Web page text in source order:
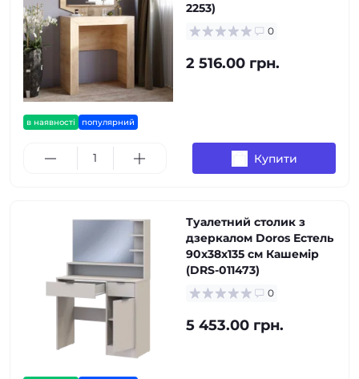
в наявності популярний
2253)
0
2 516.00 грн.
Купити
Туалетний столик з
дзеркалом Doros Естель
90х38х135 см Кашемір
(DRS-011473)
0
5 453.00 грн.